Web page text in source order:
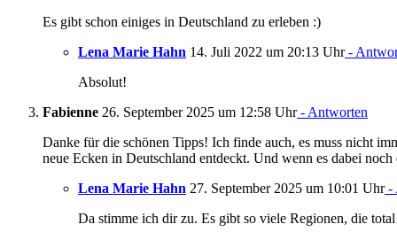
Es gibt schon einiges in Deutschland zu erleben :)
Lena Marie Hahn 14. Juli 2022 um 20:13 Uhr-
Absolut!
Fabienne 26. September 2025 um 12:58 Uhr- Antworten
Danke für die schönen Tipps! Ich finde auch, es muss nicht
neue Ecken in Deutschland entdeckt. Und wenn es dabei
Lena Marie Hahn 27. September 2025 um 10:01 Uhr-
Da stimme ich dir zu. Es gibt so viele Regionen, die